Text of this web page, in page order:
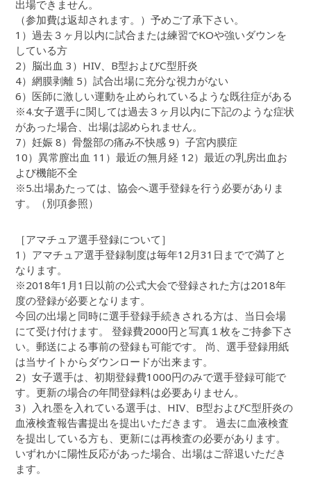
出場できません。
（参加費は返却されます。）予めご了承下さい。
1）過去３ヶ月以内に試合または練習でKOや強いダウンを
している方
2）脳出血 3）HIV、B型およびC型肝炎
4）網膜剥離 5）試合出場に充分な視力がない
6）医師に激しい運動を止められているような既往症がある
※4.女子選手に関しては過去３ヶ月以内に下記のような症状
があった場合、出場は認められません。
7）妊娠 8）骨盤部の痛み不快感 9）子宮内膜症
10）異常膣出血 11）最近の無月経 12）最近の乳房出血お
よび機能不全
※5.出場あたっては、協会へ選手登録を行う必要がありま
す。（別項参照）
［アマチュア選手登録について］
1）アマチュア選手登録制度は毎年12月31日までで満了と
なります。
※2018年1月1日以前の公式大会で登録された方は2018年
度の登録が必要となります。
今回の出場と同時に選手登録手続きされる方は、当日会場
にて受け付けます。 登録費2000円と写真１枚をご持参下さ
い。郵送による事前の登録も可能です。 尚、選手登録用紙
は当サイトからダウンロードが出来ます。
2）女子選手は、初期登録費1000円のみで選手登録可能で
す。更新の場合の年間登録料は必要ありません。
3）入れ墨を入れている選手は、HIV、B型およびC型肝炎の
血液検査報告書提出を提出いただきます。 過去に血液検査
を提出している方も、更新には再検査の必要があります。
いずれかに陽性反応があった場合、出場はご辞退いただき
ます。